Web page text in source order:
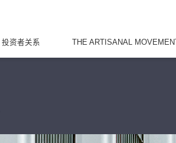
投资者关系 THE ARTISANAL MOVEMENT